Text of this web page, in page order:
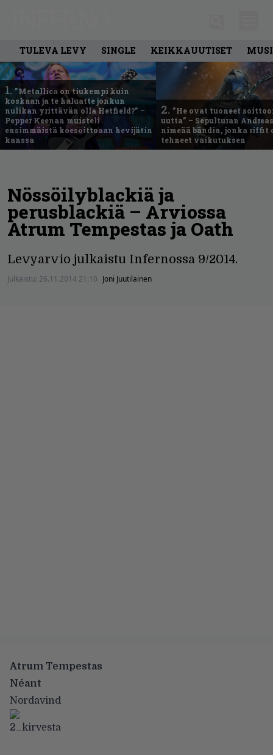
TULEVA LEVY SINGLE KEIKKAUUTISET
1. ”Metallica on tiukempi kuin
koskaan ja te haluatte jonkun
nulikan yrittävän olla Hetfield?” –
Pepper Keenan muisteli
ensimmäistä koesoittoaan hevijätin
kanssa
2. ”He ovat tuoneet
uutta” – Sepulturan
nimeää bändin, jonka riffit
tehneet vaikutuksen
Nössöilyblackiä ja
perusblackiä – Arviossa
Atrum Tempestas ja Oath
Levyarvio julkaistu Infernossa 9/2014.
Julkaistu: 26.11.2014 21:10 Joni Juutilainen
Atrum Tempestas
Néant
Nordavind